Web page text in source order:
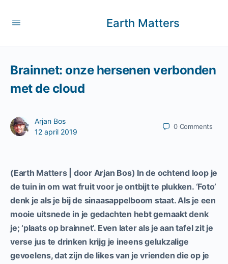
Earth Matters
Brainnet: onze hersenen verbonden
met de cloud
Arjan Bos
12 april 2019
0 Comments
(Earth Matters | door Arjan Bos) In de ochtend loop je
de tuin in om wat fruit voor je ontbijt te plukken. ‘Foto’
denk je als je bij de sinaasappelboom staat. Als je een
mooie uitsnede in je gedachten hebt gemaakt denk
je; ‘plaats op brainnet’. Even later als je aan tafel zit je
verse jus te drinken krijg je ineens gelukzalige
gevoelens, dat zijn de likes van je vrienden die op je